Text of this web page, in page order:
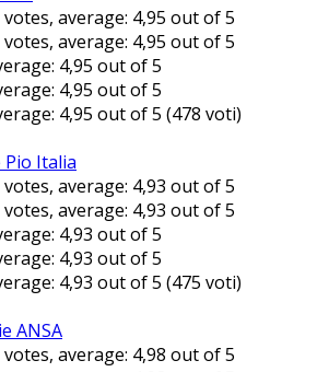
(478 voti)
Pio Italia
(475 voti)
ANSA